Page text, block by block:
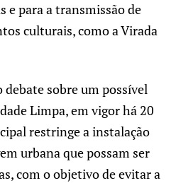
e para a transmissão de
culturais, como a Virada
sobre um possível
Limpa, em vigor há 20
restringe a instalação
urbana que possam ser
com o objetivo de evitar a